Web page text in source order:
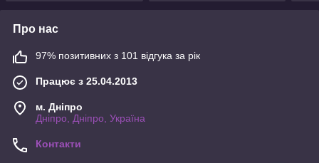
Про нас
97% позитивних з 101 відгука за рік
Працює з 25.04.2013
м. Дніпро
Дніпро, Дніпро, Україна
Контакти